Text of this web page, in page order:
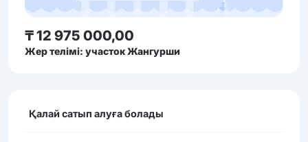
₸ 12 975 000,00
Жер телімі: участок Жангурши
Қалай сатып алуға болады